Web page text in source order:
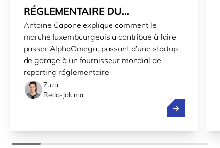
RÉGLEMENTAIRE DU
LUXEMBOURG VERS LE MONDE
Antoine Capone explique comment le
marché luxembourgeois a contribué à faire
passer AlphaOmega, passant d’une startup
de garage à un fournisseur mondial de
reporting réglementaire.
Zuza
Reda-Jakima
Rationaliser